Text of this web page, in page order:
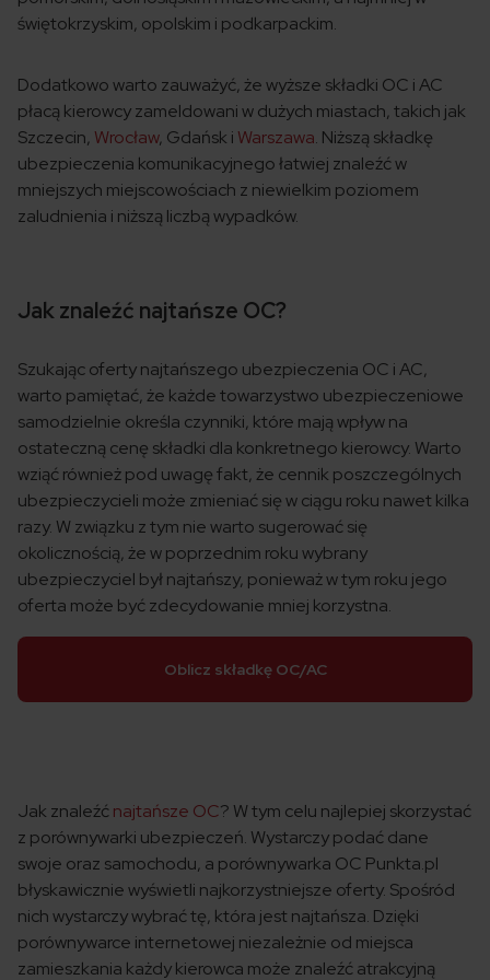
świętokrzyskim, opolskim i podkarpackim.
Dodatkowo warto zauważyć, że wyższe składki OC i AC
płacą kierowcy zameldowani w dużych miastach, takich jak
Szczecin, Wrocław, Gdańsk i Warszawa. Niższą składkę
ubezpieczenia komunikacyjnego łatwiej znaleźć w
mniejszych miejscowościach z niewielkim poziomem
zaludnienia i niższą liczbą wypadków.
Jak znaleźć najtańsze OC?
Szukając oferty najtańszego ubezpieczenia OC i AC,
warto pamiętać, że każde towarzystwo ubezpieczeniowe
samodzielnie określa czynniki, które mają wpływ na
ostateczną cenę składki dla konkretnego kierowcy. Warto
wziąć również pod uwagę fakt, że cennik poszczególnych
ubezpieczycieli może zmieniać się w ciągu roku nawet kilka
razy. W związku z tym nie warto sugerować się
okolicznością, że w poprzednim roku wybrany
ubezpieczyciel był najtańszy, ponieważ w tym roku jego
oferta może być zdecydowanie mniej korzystna.
Oblicz składkę OC/AC
Jak znaleźćnajtańsze OC? W tym celu najlepiej skorzystać
z porównywarki ubezpieczeń. Wystarczy podać dane
swoje oraz samochodu, a porównywarka OC Punkta.pl
błyskawicznie wyświetli najkorzystniejsze oferty. Spośród
nich wystarczy wybrać tę, która jest najtańsza. Dzięki
porównywarce internetowej niezależnie od miejsca
zamieszkania każdy kierowca może znaleźć atrakcyjną